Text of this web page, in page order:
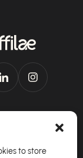
to store